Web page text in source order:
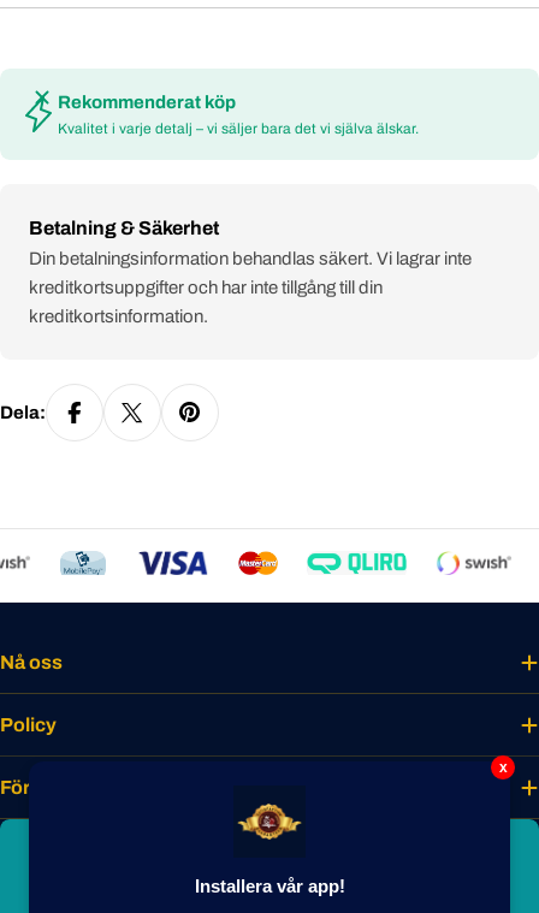
Rekommenderat köp
Kvalitet i varje detalj – vi säljer bara det vi själva älskar.
Betalning & Säkerhet
Payment
methods
Din betalningsinformation behandlas säkert. Vi lagrar inte
kreditkortsuppgifter och har inte tillgång till din
kreditkortsinformation.
Dela:
Nå oss
Policy
Företaget
Lås upp unika förmåner, förtur till nyheter
x
Installera vår app!